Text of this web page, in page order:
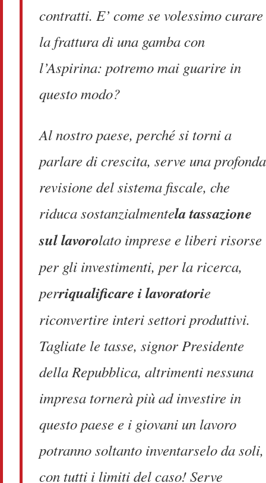
contratti. E’ come se volessimo curare
la frattura di una gamba con
l’Aspirina: potremo mai guarire in
questo modo?
Al nostro paese, perché si torni a
parlare di crescita, serve una profonda
revisione del sistema fiscale, che
riduca sostanzialmentela tassazione
sul lavorolato imprese e liberi risorse
per gli investimenti, per la ricerca,
perriqualificare i lavoratorie
riconvertire interi settori produttivi.
Tagliate le tasse, signor Presidente
della Repubblica, altrimenti nessuna
impresa tornerà più ad investire in
questo paese e i giovani un lavoro
potranno soltanto inventarselo da soli,
con tutti i limiti del caso! Serve